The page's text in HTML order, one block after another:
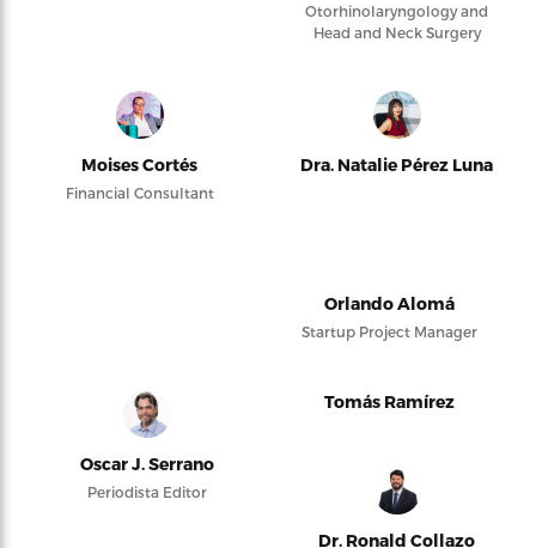
Otorhinolaryngology and
Head and Neck Surgery
Moises Cortés
Financial Consultant
Dra. Natalie Pérez Luna
Orlando Alomá
Startup Project Manager
Oscar J. Serrano
Periodista Editor
Tomás Ramírez
Dr. Ronald Collazo